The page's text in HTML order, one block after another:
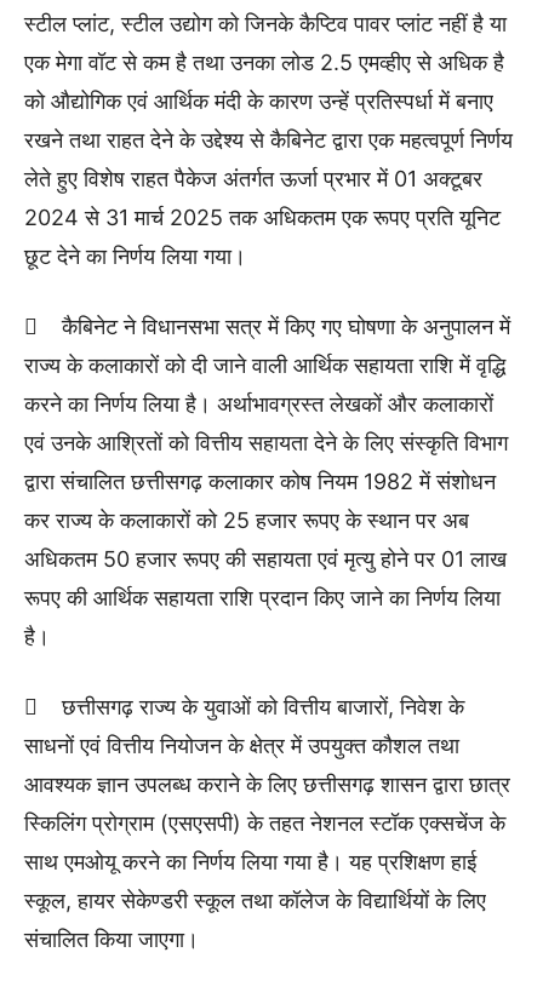
स्टील प्लांट, स्टील उद्योग को जिनके कैप्टिव पावर प्लांट नहीं है या
एक मेगा वॉट से कम है तथा उनका लोड 2.5 एमव्हीए से अधिक है
को औद्योगिक एवं आर्थिक मंदी के कारण उन्हें प्रतिस्पर्धा में बनाए
रखने तथा राहत देने के उद्देश्य से कैबिनेट द्वारा एक महत्वपूर्ण निर्णय
लेते हुए विशेष राहत पैकेज अंतर्गत ऊर्जा प्रभार में 01 अक्टूबर
2024 से 31 मार्च 2025 तक अधिकतम एक रूपए प्रति यूनिट
छूट देने का निर्णय लिया गया।
 कैबिनेट ने विधानसभा सत्र में किए गए घोषणा के अनुपालन में
राज्य के कलाकारों को दी जाने वाली आर्थिक सहायता राशि में वृद्धि
करने का निर्णय लिया है। अर्थाभावग्रस्त लेखकों और कलाकारों
एवं उनके आश्रितों को वित्तीय सहायता देने के लिए संस्कृति विभाग
द्वारा संचालित छत्तीसगढ़ कलाकार कोष नियम 1982 में संशोधन
कर राज्य के कलाकारों को 25 हजार रूपए के स्थान पर अब
अधिकतम 50 हजार रूपए की सहायता एवं मृत्यु होने पर 01 लाख
रूपए की आर्थिक सहायता राशि प्रदान किए जाने का निर्णय लिया
है।
 छत्तीसगढ़ राज्य के युवाओं को वित्तीय बाजारों, निवेश के
साधनों एवं वित्तीय नियोजन के क्षेत्र में उपयुक्त कौशल तथा
आवश्यक ज्ञान उपलब्ध कराने के लिए छत्तीसगढ़ शासन द्वारा छात्र
स्किलिंग प्रोग्राम (एसएसपी) के तहत नेशनल स्टॉक एक्सचेंज के
साथ एमओयू करने का निर्णय लिया गया है। यह प्रशिक्षण हाई
स्कूल, हायर सेकेण्डरी स्कूल तथा कॉलेज के विद्यार्थियों के लिए
संचालित किया जाएगा।